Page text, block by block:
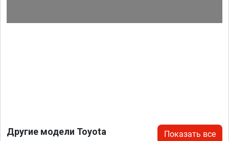
Другие модели Toyota Показать все